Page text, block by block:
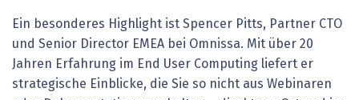
Ein besonderes Highlight ist Spencer Pitts, Partner CTO
und Senior Director EMEA bei Omnissa. Mit über 20
Jahren Erfahrung im End User Computing liefert er
strategische Einblicke, die Sie so nicht aus Webinaren